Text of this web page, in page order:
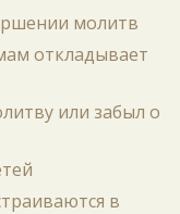
молитв
откладывает
или забыл о
в